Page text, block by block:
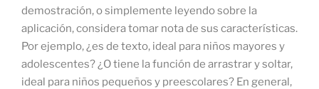
demostración, o simplemente leyendo sobre la
aplicación, considera tomar nota de sus características.
Por ejemplo, ¿es de texto, ideal para niños mayores y
adolescentes? ¿O tiene la función de arrastrar y soltar,
ideal para niños pequeños y preescolares? En general,